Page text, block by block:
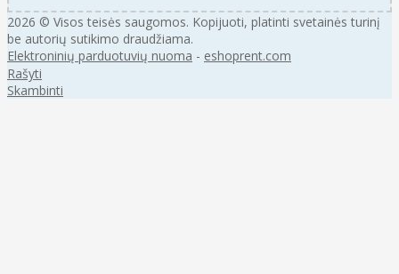
2026 © Visos teisės saugomos. Kopijuoti, platinti svetainės turinį
be autorių sutikimo draudžiama.
Elektroninių parduotuvių nuoma - eshoprent.com
Rašyti
Skambinti